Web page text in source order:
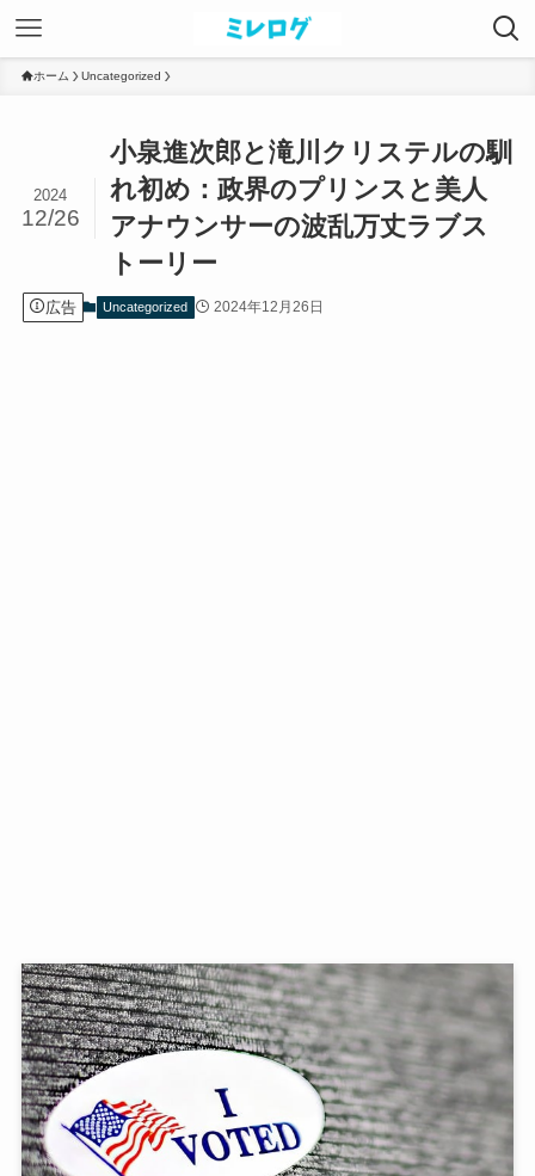
ホーム Uncategorized
小泉進次郎と滝川クリステルの馴
れ初め：政界のプリンスと美人
アナウンサーの波乱万丈ラブス
トーリー
2024
12/26
広告 Uncategorized 2024年12月26日